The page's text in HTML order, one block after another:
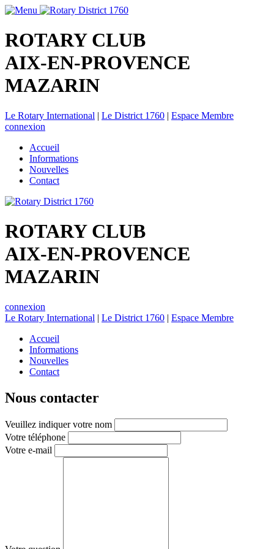
ROTARY CLUB
AIX-EN-PROVENCE
MAZARIN
Le Rotary International | Le District 1760 | Espace Membre
connexion
Accueil
Informations
Nouvelles
Contact
ROTARY CLUB
AIX-EN-PROVENCE
MAZARIN
connexion
Le Rotary International | Le District 1760 | Espace Membre
Accueil
Informations
Nouvelles
Contact
Nous contacter
Veuillez indiquer votre nom
Votre téléphone
Votre e-mail